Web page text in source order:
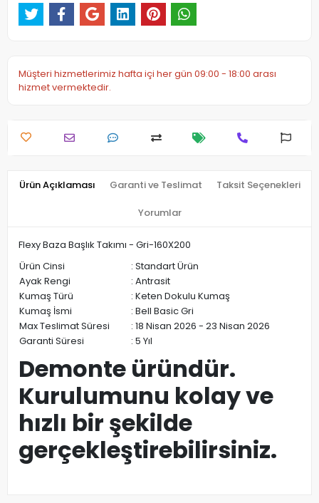
Müşteri hizmetlerimiz hafta içi her gün 09:00 - 18:00 arası
hizmet vermektedir.
Ürün Açıklaması Garanti ve Teslimat Taksit Seçenekleri
Yorumlar
Flexy Baza Başlık Takımı - Gri-160X200
Ürün Cinsi
: Standart Ürün
Ayak Rengi
: Antrasit
Kumaş Türü
: Keten Dokulu Kumaş
Kumaş İsmi
: Bell Basic Gri
Max Teslimat Süresi
: 18 Nisan 2026 - 23 Nisan 2026
Garanti Süresi
: 5 Yıl
Demonte üründür.
Kurulumunu kolay ve
hızlı bir şekilde
gerçekleştirebilirsiniz.